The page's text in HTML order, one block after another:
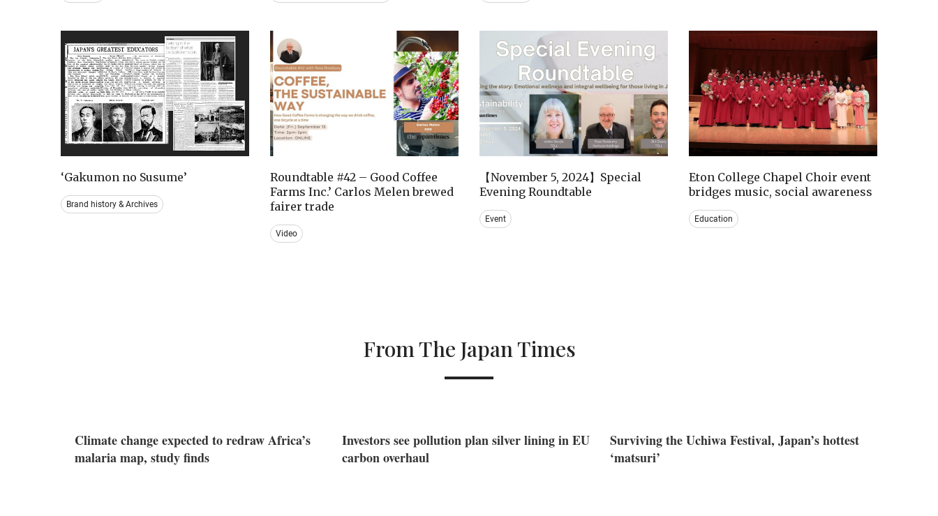
‘Gakumon no Susume’
Brand history & Archives
Roundtable #42 – Good Coffee
Farms Inc.’ Carlos Melen brewed
fairer trade
Video
【November 5, 2024】Special
Evening Roundtable
Event
Eton College Chapel Choir event
bridges music, social awareness
Education
From The Japan Times
Climate change expected to redraw Africa’s
malaria map, study finds
Investors see pollution plan silver lining in EU
carbon overhaul
Surviving the Uchiwa Festival, Japan’s hottest
‘matsuri’